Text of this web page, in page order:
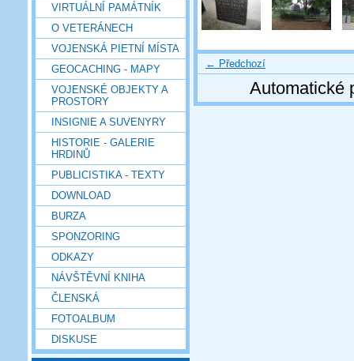
VIRTUÁLNÍ PAMÁTNÍK
O VETERÁNECH
VOJENSKÁ PIETNÍ MÍSTA
GEOCACHING - MAPY
VOJENSKÉ OBJEKTY A
PROSTORY
INSIGNIE A SUVENYRY
HISTORIE - GALERIE
HRDINŮ
PUBLICISTIKA - TEXTY
DOWNLOAD
BURZA
SPONZORING
ODKAZY
NÁVŠTĚVNÍ KNIHA
ČLENSKÁ
FOTOALBUM
DISKUSE
← Předchozí
Automatické